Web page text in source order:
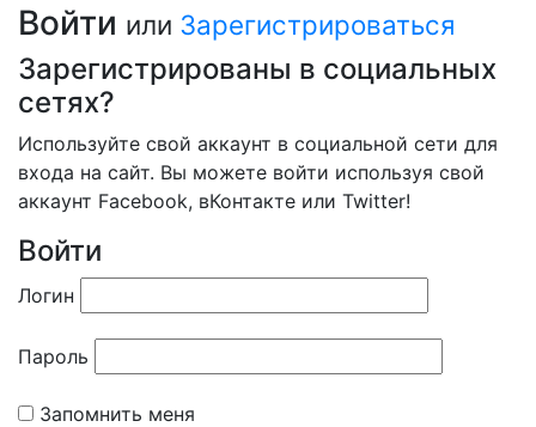
Войти или Зарегистрироваться
Зарегистрированы в социальных
сетях?
Используйте свой аккаунт в социальной сети для
входа на сайт. Вы можете войти используя свой
аккаунт Facebook, вКонтакте или Twitter!
Войти
Логин
Пароль
Запомнить меня